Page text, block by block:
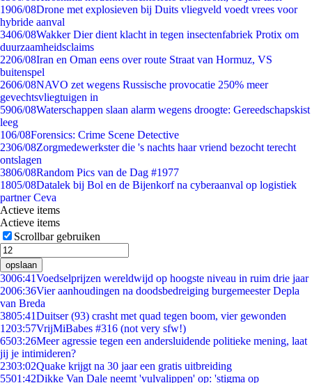
1906/08Drone met explosieven bij Duits vliegveld voedt vrees voor
hybride aanval
3406/08Wakker Dier dient klacht in tegen insectenfabriek Protix om
duurzaamheidsclaims
2206/08Iran en Oman eens over route Straat van Hormuz, VS
buitenspel
2606/08NAVO zet wegens Russische provocatie 250% meer
gevechtsvliegtuigen in
5906/08Waterschappen slaan alarm wegens droogte: Gereedschapskist
leeg
106/08Forensics: Crime Scene Detective
2306/08Zorgmedewerkster die 's nachts haar vriend bezocht terecht
ontslagen
3806/08Random Pics van de Dag #1977
1805/08Datalek bij Bol en de Bijenkorf na cyberaanval op logistiek
partner Ceva
Actieve items
Actieve items
Scrollbar gebruiken
opslaan
3006:41Voedselprijzen wereldwijd op hoogste niveau in ruim drie jaar
2006:36Vier aanhoudingen na doodsbedreiging burgemeester Depla
van Breda
3805:41Duitser (93) crasht met quad tegen boom, vier gewonden
1203:57VrijMiBabes #316 (not very sfw!)
6503:26Meer agressie tegen een andersluidende politieke mening, laat
jij je intimideren?
2303:02Quake krijgt na 30 jaar een gratis uitbreiding
5501:42Dikke Van Dale neemt 'vulvalippen' op: 'stigma op